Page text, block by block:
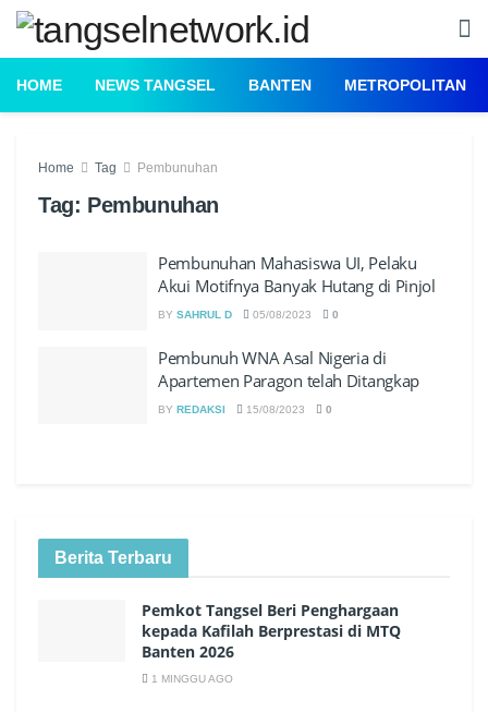
HOME NEWS TANGSEL BANTEN METROPOLITAN
Home Tag Pembunuhan
Tag: Pembunuhan
Pembunuhan Mahasiswa UI, Pelaku
Akui Motifnya Banyak Hutang di Pinjol
BY SAHRUL D 05/08/2023 0
Pembunuh WNA Asal Nigeria di
Apartemen Paragon telah Ditangkap
BY REDAKSI 15/08/2023 0
Berita Terbaru
Pemkot Tangsel Beri Penghargaan
kepada Kafilah Berprestasi di MTQ
Banten 2026
1 MINGGU AGO